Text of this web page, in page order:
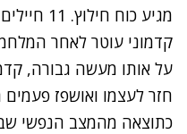
קדמוני עוטר לאחר
על אותו מעשה גבורה,
חזר לעצמו ואושפז פעמים
כתוצאה מהמצב הנפשי